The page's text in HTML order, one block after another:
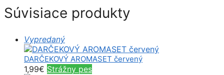
Súvisiace produkty
Vypredaný
DARČEKOVÝ AROMASET červený
1,99€ Strážny pes